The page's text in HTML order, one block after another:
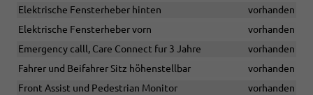
Elektrische Fensterheber hinten
vorhanden
Elektrische Fensterheber vorn
vorhanden
Emergency calll, Care Connect fur 3 Jahre
vorhanden
Fahrer und Beifahrer Sitz höhenstellbar
vorhanden
Front Assist und Pedestrian Monitor
vorhanden